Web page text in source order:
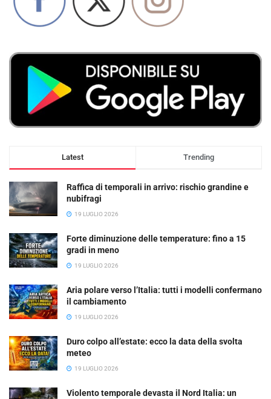
Latest Trending
Raffica di temporali in arrivo: rischio grandine e
nubifragi
19 LUGLIO 2026
Forte diminuzione delle temperature: fino a 15
gradi in meno
19 LUGLIO 2026
Aria polare verso l’Italia: tutti i modelli confermano
il cambiamento
19 LUGLIO 2026
Duro colpo all’estate: ecco la data della svolta
meteo
19 LUGLIO 2026
Violento temporale devasta il Nord Italia: un